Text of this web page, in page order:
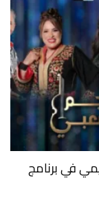
في برنامج